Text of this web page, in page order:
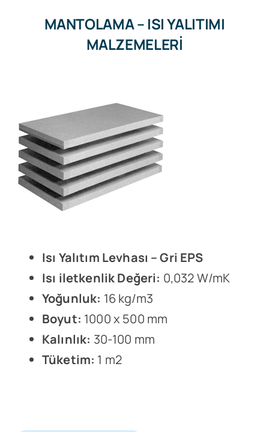
MANTOLAMA – ISI YALITIMI
MALZEMELERİ
Isı Yalıtım Levhası – Gri EPS
Isı iletkenlik Değeri: 0,032 W/mK
Yoğunluk: 16 kg/m3
Boyut: 1000 x 500 mm
Kalınlık: 30-100 mm
Tüketim: 1 m2